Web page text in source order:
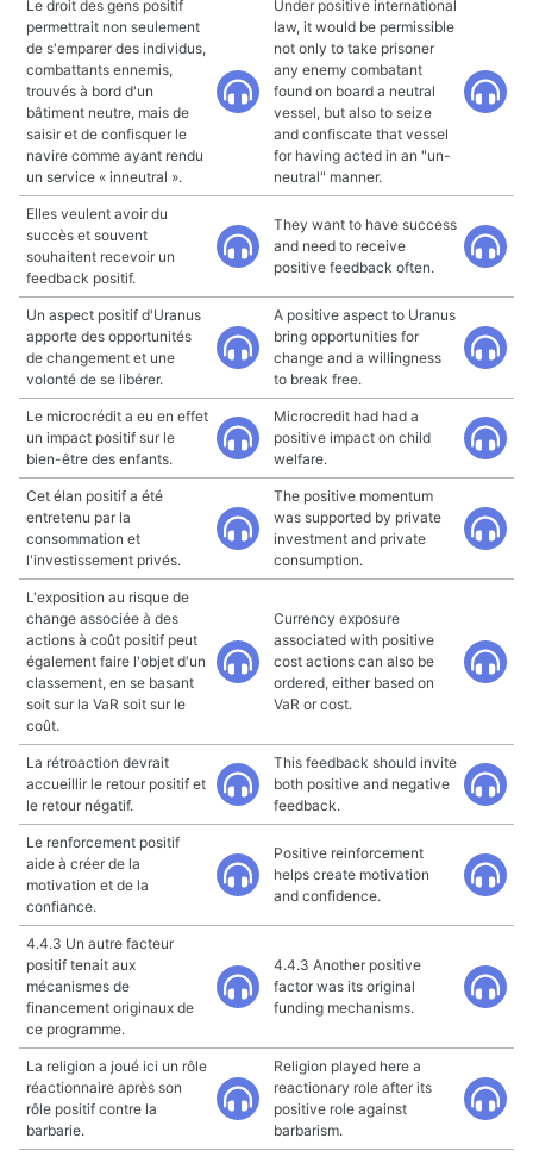
Le droit des gens positif
permettrait non seulement
de s'emparer des individus,
combattants ennemis,
trouvés à bord d'un
bâtiment neutre, mais de
saisir et de confisquer le
navire comme ayant rendu
un service « inneutral ».
Under positive international
law, it would be permissible
not only to take prisoner
any enemy combatant
found on board a neutral
vessel, but also to seize
and confiscate that vessel
for having acted in an "un-
neutral" manner.
Elles veulent avoir du
succès et souvent
souhaitent recevoir un
feedback positif.
They want to have success
and need to receive
positive feedback often.
Un aspect positif d'Uranus
apporte des opportunités
de changement et une
volonté de se libérer.
A positive aspect to Uranus
bring opportunities for
change and a willingness
to break free.
Le microcrédit a eu en effet
un impact positif sur le
bien-être des enfants.
Microcredit had had a
positive impact on child
welfare.
Cet élan positif a été
entretenu par la
consommation et
l'investissement privés.
The positive momentum
was supported by private
investment and private
consumption.
L'exposition au risque de
change associée à des
actions à coût positif peut
également faire l'objet d'un
classement, en se basant
soit sur la VaR soit sur le
coût.
Currency exposure
associated with positive
cost actions can also be
ordered, either based on
VaR or cost.
La rétroaction devrait
accueillir le retour positif et
le retour négatif.
This feedback should invite
both positive and negative
feedback.
Le renforcement positif
aide à créer de la
motivation et de la
confiance.
Positive reinforcement
helps create motivation
and confidence.
4.4.3 Un autre facteur
positif tenait aux
mécanismes de
financement originaux de
ce programme.
4.4.3 Another positive
factor was its original
funding mechanisms.
La religion a joué ici un rôle
réactionnaire après son
rôle positif contre la
barbarie.
Religion played here a
reactionary role after its
positive role against
barbarism.